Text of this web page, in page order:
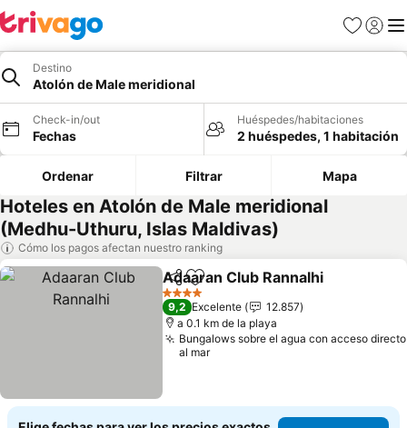
Favoritos
Iniciar
Destino
Atolón de Male meridional
Check-in/out
Fechas
Huéspedes/habitaciones
2 huéspedes, 1 habitación
Ordenar Filtrar Mapa
Hoteles en Atolón de Male meridional
(Medhu-Uthuru, Islas Maldivas)
Cómo los pagos afectan nuestro ranking
CompartirAgregar a favoritos
Adaaran Club Rannalhi
4 Estrellas
9,2 Excelente
12.857
a 0.1 km de la playa
Bungalows sobre el agua con acceso directo
al mar